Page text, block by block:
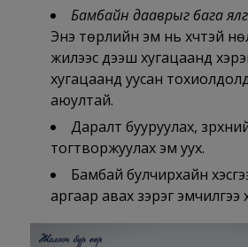
Бамбайн дааврыг бага
Энэ төрлийн эм нь хүчтэй
жилээс дээш хугацаанд
хугацаанд уусан
аюултай.
Даралт бууруулах,
тогтворжуулах эм уух.
Бамбай булчирхайн
аргаар авах зэрэг